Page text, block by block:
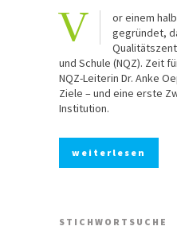
V
or einem
gegründet,
und Schule (NQZ). Zeit
NQZ-Leiterin Dr. Anke
Ziele – und eine erste
Institution.
weiterlesen
STICHWORTSUCHE